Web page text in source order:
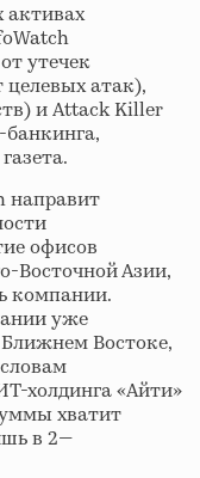
активах
утечек
атак),
и Attack Killer
направит
офисов
Восточной Азии,
компании.
уже
Востоке,
холдинга «Айти»
хватит
в 2—